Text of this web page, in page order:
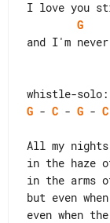
G
and I'm
G - C - G - C
All my
in the haze
in the arms
but even
even when